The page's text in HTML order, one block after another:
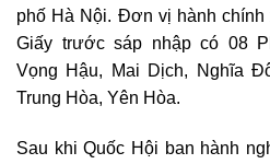
phố Hà Nội. Đơn vị hành
Giấy trước sáp nhậpcó 08
Vọng Hậu, Mai Dịch, Nghĩa
Trung Hòa, Yên Hòa.
Sau khi Quốc Hội ban hành